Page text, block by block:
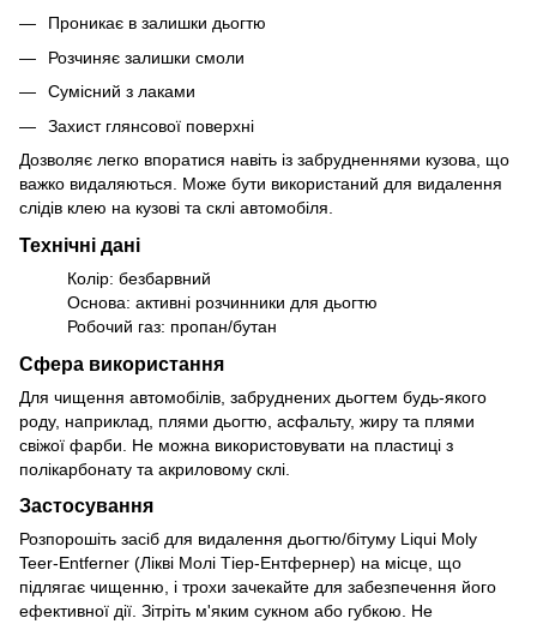
Проникає в залишки дьогтю
Розчиняє залишки смоли
Сумісний з лаками
Захист глянсової поверхні
Дозволяє легко впоратися навіть із забрудненнями кузова, що
важко видаляються. Може бути використаний для видалення
слідів клею на кузові та склі автомобіля.
Технічні дані
Колір: безбарвний
Основа: активні розчинники для дьогтю
Робочий газ: пропан/бутан
Сфера використання
Для чищення автомобілів, забруднених дьогтем будь-якого
роду, наприклад, плями дьогтю, асфальту, жиру та плями
свіжої фарби. Не можна використовувати на пластиці з
полікарбонату та акриловому склі.
Застосування
Розпорошіть засіб для видалення дьогтю/бітуму Liqui Moly
Teer-Entferner (Лікві Молі Тіер-Ентфернер) на місце, що
підлягає чищенню, і трохи зачекайте для забезпечення його
ефективної дії. Зітріть м'яким сукном або губкою. Не